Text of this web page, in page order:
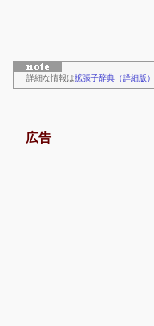
詳細な情報は拡張子辞典（詳細版）
広告